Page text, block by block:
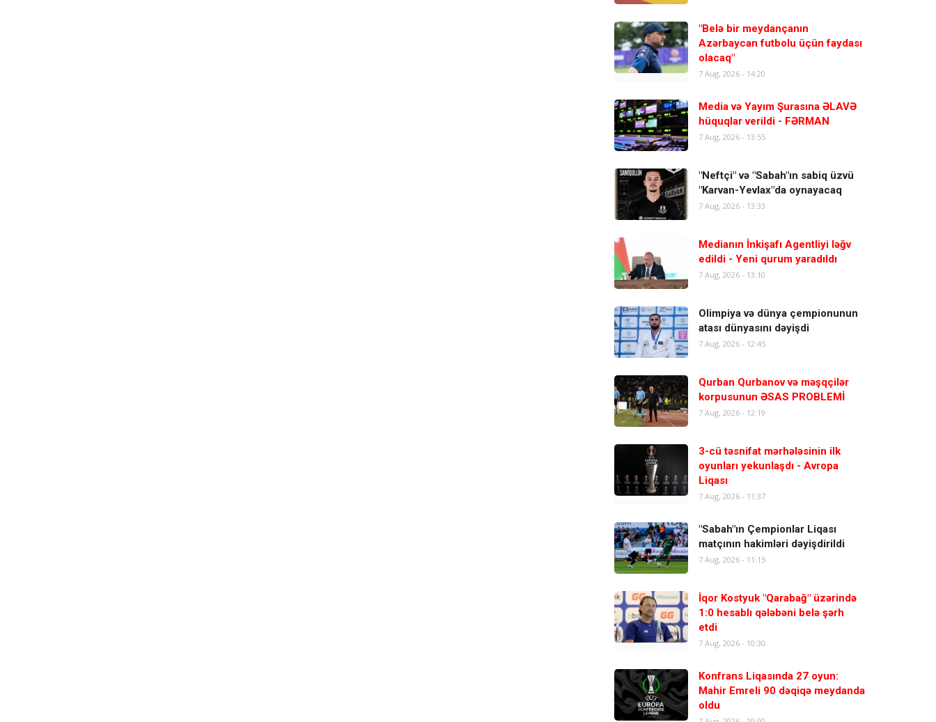
"Belə bir meydançanın
Azərbaycan futbolu üçün faydası
olacaq"
7 Aug, 2026 - 14:20
Media və Yayım Şurasına ƏLAVƏ
hüquqlar verildi - FƏRMAN
7 Aug, 2026 - 13:55
"Neftçi" və "Sabah"ın sabiq üzvü
"Karvan-Yevlax"da oynayacaq
7 Aug, 2026 - 13:33
Medianın İnkişafı Agentliyi ləğv
edildi - Yeni qurum yaradıldı
7 Aug, 2026 - 13:10
Olimpiya və dünya çempionunun
atası dünyasını dəyişdi
7 Aug, 2026 - 12:45
Qurban Qurbanov və məşqçilər
korpusunun ƏSAS PROBLEMİ
7 Aug, 2026 - 12:19
3-cü təsnifat mərhələsinin ilk
oyunları yekunlaşdı - Avropa
Liqası
7 Aug, 2026 - 11:37
"Sabah"ın Çempionlar Liqası
matçının hakimləri dəyişdirildi
7 Aug, 2026 - 11:15
İqor Kostyuk "Qarabağ" üzərində
1:0 hesablı qələbəni belə şərh
etdi
7 Aug, 2026 - 10:30
Konfrans Liqasında 27 oyun:
Mahir Emreli 90 dəqiqə meydanda
oldu